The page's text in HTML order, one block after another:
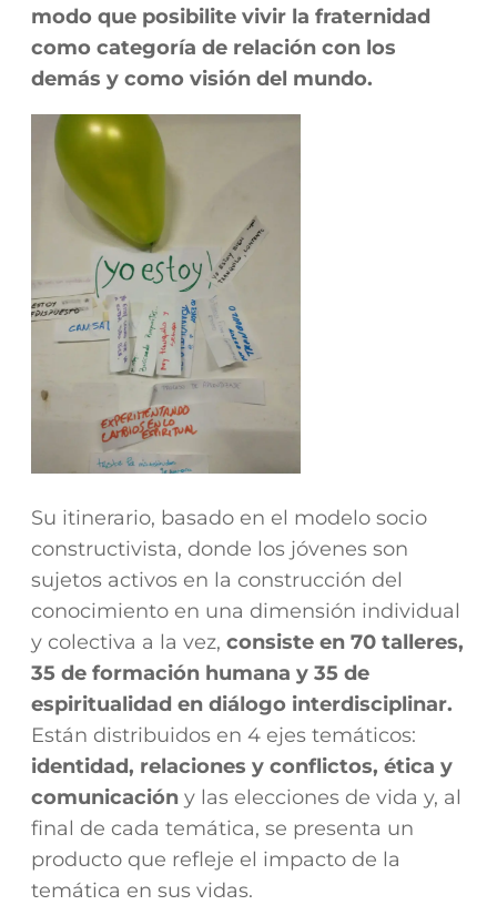
modo que posibilite vivir la fraternidad
como categoría de relación con los
demás y como visión del mundo.
Su itinerario, basado en el modelo socio
constructivista, donde los jóvenes son
sujetos activos en la construcción del
conocimiento en una dimensión individual
y colectiva a la vez, consiste en 70 talleres,
35 de formación humana y 35 de
espiritualidad en diálogo interdisciplinar.
Están distribuidos en 4 ejes temáticos:
identidad, relaciones y conflictos, ética y
comunicación y las elecciones de vida y, al
final de cada temática, se presenta un
producto que refleje el impacto de la
temática en sus vidas.